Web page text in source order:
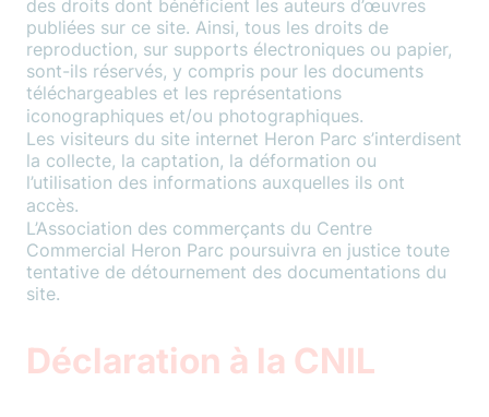
des droits dont bénéficient les auteurs d’œuvres
publiées sur ce site. Ainsi, tous les droits de
reproduction, sur supports électroniques ou papier,
sont-ils réservés, y compris pour les documents
téléchargeables et les représentations
iconographiques et/ou photographiques.
Les visiteurs du site internet Heron Parc s’interdisent
la collecte, la captation, la déformation ou
l’utilisation des informations auxquelles ils ont
accès.
L’Association des commerçants du Centre
Commercial Heron Parc poursuivra en justice toute
tentative de détournement des documentations du
site.
Déclaration à la CNIL